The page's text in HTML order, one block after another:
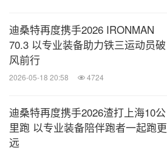
迪桑特再度携手2026 IRONMAN
70.3 以专业装备助力铁三运动员破
风前行
2026-05-18 20:58 4724
迪桑特再度携手2026渣打上海10公
里跑 以专业装备陪伴跑者一起跑更
远